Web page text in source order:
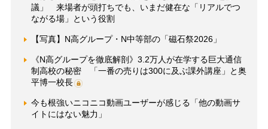
議」 来場者が頭打ちでも、いまだ健在な「リアルでつ
ながる場」という役割
【写真】N高グループ・N中等部の「磁石祭2026」
《N高グループを徹底解剖》3.2万人が在学する巨大通信
制高校の秘密 「一番の売りは300に及ぶ課外講座」と奥
平博一校長
今も根強いニコニコ動画ユーザーが感じる「他の動画サ
イトにはない魅力」